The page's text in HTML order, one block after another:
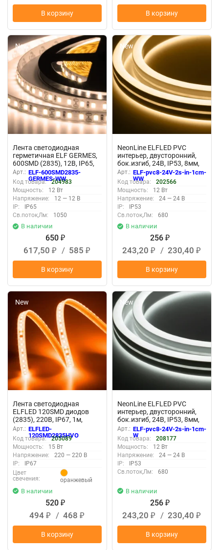
В корзину В корзину
New
Лента светодиодная
герметичная ELF GERMES,
600SMD (2835), 12В, IP65,
5м, белый теплый 2800-
3300К
Арт.: ELF-600SMD2835-
GERMES-WW
Код товара:
204983
Мощность:
12 Вт
Напряжение:
12 — 12 В
IP:
IP65
Св.поток,Лм:
1050
В наличии
650 ₽
617,50 ₽ / 585 ₽
В корзину
New
NeonLine ELFLED PVC
интерьер, двусторонний,
бок.изгиб, 24В, IP53, 8мм,
1м, крат.реза 1см, белый
тепл
Арт.: ELF-pvc8-24V-2s-in-1cm-
WW
Код товара:
202566
Мощность:
12 Вт
Напряжение:
24 — 24 В
IP:
IP53
Св.поток,Лм:
680
В наличии
256 ₽
243,20 ₽ / 230,40 ₽
В корзину
New
Лента светодиодная
ELFLED 120SMD диодов
(2835), 220В, IP67, 1м,
оранжевый
Арт.: ELFLED-
120SMD2835HVO
Код товара:
205089
Мощность:
15 Вт
Напряжение:
220 — 220 В
IP:
IP67
Цвет
свечения:
оранжевый
В наличии
520 ₽
494 ₽ / 468 ₽
В корзину
New
NeonLine ELFLED PVC
интерьер, двусторонний,
бок.изгиб, 24В, IP53, 8мм,
1м, крат.реза 1см, белый
Арт.: ELF-pvc8-24V-2s-in-1cm-
W
Код товара:
208177
Мощность:
12 Вт
Напряжение:
24 — 24 В
IP:
IP53
Св.поток,Лм:
680
В наличии
256 ₽
243,20 ₽ / 230,40 ₽
В корзину